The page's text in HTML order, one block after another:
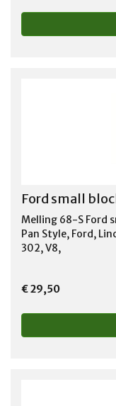
Ford small
Melling 68-S Ford
Pan Style, Ford,
302, V8,
€ 29,50